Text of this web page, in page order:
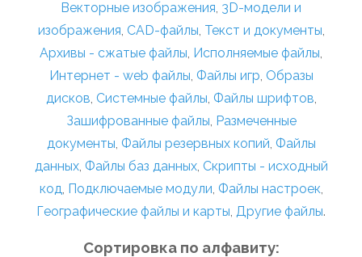
Векторные изображения, 3D-модели и
изображения, CAD-файлы, Текст и документы,
Архивы - сжатые файлы, Исполняемые файлы,
Интернет - web файлы, Файлы игр, Образы
дисков, Системные файлы, Файлы шрифтов,
Зашифрованные файлы, Размеченные
документы, Файлы резервных копий, Файлы
данных, Файлы баз данных, Скрипты - исходный
код, Подключаемые модули, Файлы настроек,
Географические файлы и карты, Другие файлы.
Сортировка по алфавиту: